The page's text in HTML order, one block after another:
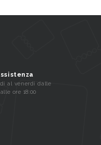
al venerdi dalle
ore 18:00